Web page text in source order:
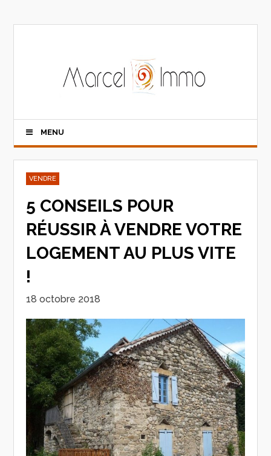
MENU
VENDRE
5 CONSEILS POUR
RÉUSSIR À VENDRE VOTRE
LOGEMENT AU PLUS VITE
!
18 octobre 2018